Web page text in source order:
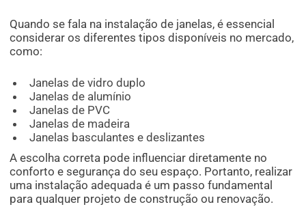
Quando se fala na instalação de janelas, é essencial
considerar os diferentes tipos disponíveis no mercado,
como:
Janelas de vidro duplo
Janelas de alumínio
Janelas de PVC
Janelas de madeira
Janelas basculantes e deslizantes
A escolha correta pode influenciar diretamente no
conforto e segurança do seu espaço. Portanto, realizar
uma instalação adequada é um passo fundamental
para qualquer projeto de construção ou renovação.